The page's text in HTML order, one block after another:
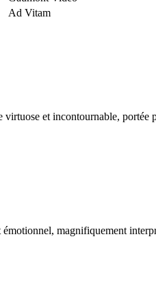
Ad Vitam
et incontournable, portée
magnifiquement